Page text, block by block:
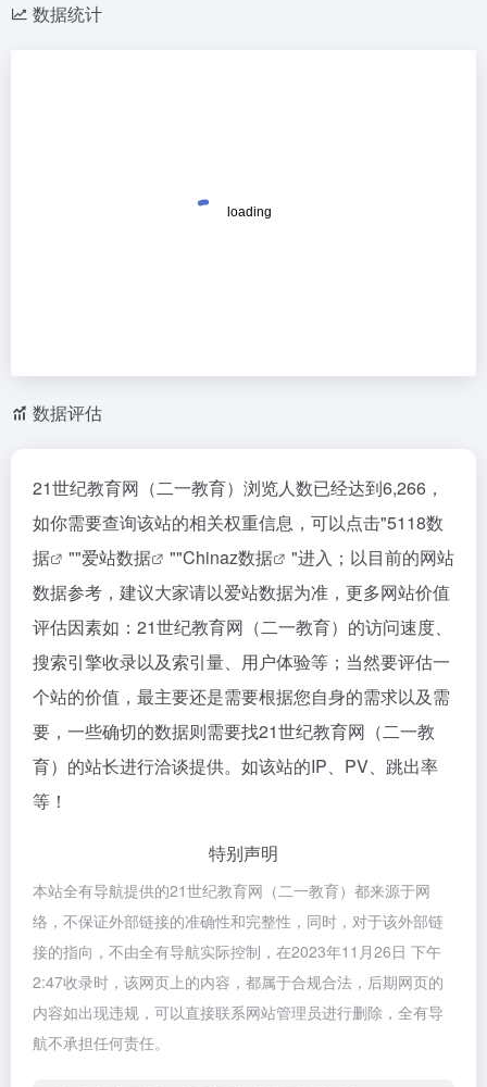
数据统计
数据评估
21世纪教育网（二一教育）浏览人数已经达到6,266，
如你需要查询该站的相关权重信息，可以点击"5118数
据
""爱站数据 ""Chinaz数据
"进入；以目前的网站
数据参考，建议大家请以爱站数据为准，更多网站价值
评估因素如：21世纪教育网（二一教育）的访问速度、
搜索引擎收录以及索引量、用户体验等；当然要评估一
个站的价值，最主要还是需要根据您自身的需求以及需
要，一些确切的数据则需要找21世纪教育网（二一教
育）的站长进行洽谈提供。如该站的IP、PV、跳出率
等！
特别声明
本站全有导航提供的21世纪教育网（二一教育）都来源于网
络，不保证外部链接的准确性和完整性，同时，对于该外部链
接的指向，不由全有导航实际控制，在2023年11月26日 下午
2:47收录时，该网页上的内容，都属于合规合法，后期网页的
内容如出现违规，可以直接联系网站管理员进行删除，全有导
航不承担任何责任。